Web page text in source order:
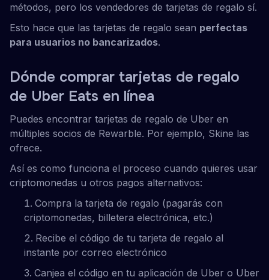
métodos, pero los vendedores de tarjetas de regalo sí.
Esto hace que las tarjetas de regalo sean perfectas
para usuarios no bancarizados.
Dónde comprar tarjetas de regalo
de Uber Eats en línea
Puedes encontrar tarjetas de regalo de Uber en
múltiples socios de Rewarble. Por ejemplo, Skine las
ofrece.
Así es como funciona el proceso cuando quieres usar
criptomonedas u otros pagos alternativos:
Compra la tarjeta de regalo (pagarás con
criptomonedas, billetera electrónica, etc.)
Recibe el código de tu tarjeta de regalo al
instante por correo electrónico
Canjea el código en tu aplicación de Uber o Uber